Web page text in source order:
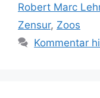
n
l
a
g
Robert Marc
Zensur, Zoos
Kommentar